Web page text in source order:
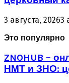
3 августа, 20263
Это популярно
ZNOHUB –
НМТ и ЗНО: